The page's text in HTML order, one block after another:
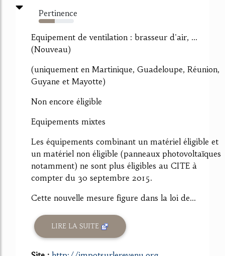
Pertinence
45%
Equipement de ventilation : brasseur d'air, ...
(Nouveau)
(uniquement en Martinique, Guadeloupe, Réunion,
Guyane et Mayotte)
Non encore éligible
Equipements mixtes
Les équipements combinant un matériel éligible et
un matériel non éligible (panneaux photovoltaïques
notamment) ne sont plus éligibles au CITE à
compter du 30 septembre 2015.
Cette nouvelle mesure figure dans la loi de...
LIRE LA SUITE